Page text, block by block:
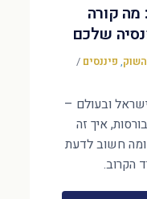
מה קורה
שלכם
, פיננסים /
ובעולם –
איך זה
חשוב לדעת
הקרוב.